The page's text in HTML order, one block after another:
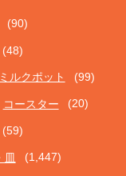
(90)
(48)
ルクポット (99)
コースター (20)
(59)
皿 (1,447)